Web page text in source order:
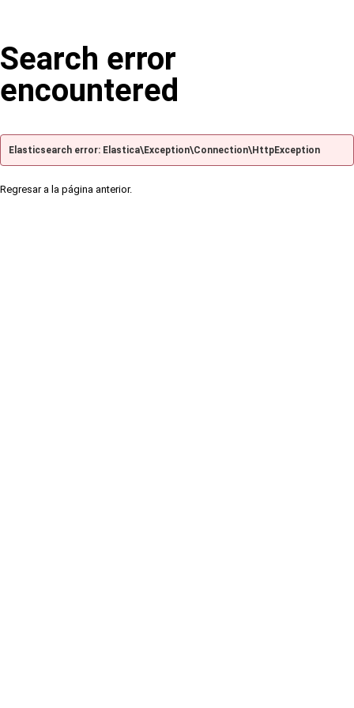
Search error
encountered
Elasticsearch error: Elastica\Exception\Connection\HttpException
Regresar a la página anterior.